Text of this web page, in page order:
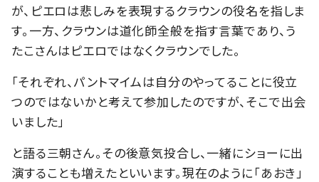
が、ピエロは悲しみを表現するクラウンの役名を指しま
す。一方、クラウンは道化師全般を指す言葉であり、う
たこさんはピエロではなくクラウンでした。
「それぞれ、パントマイムは自分のやってることに役立
つのではないかと考えて参加したのですが、そこで出会
いました」
と語る三朝さん。その後意気投合し、一緒にショーに出
演することも増えたといいます。現在のように「あおき」